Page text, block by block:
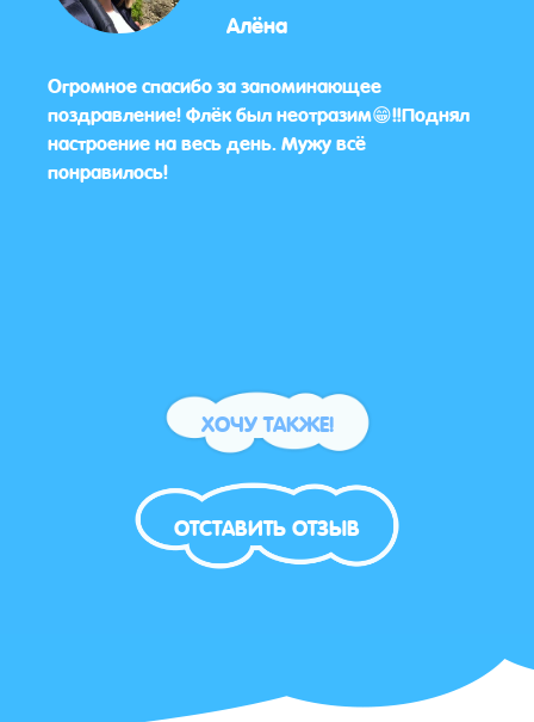
Алёна
Огромное спасибо за запоминающее
поздравление! Флёк был неотразим😁‼️Поднял
настроение на весь день. Мужу всё
понравилось!
ХОЧУ ТАКЖЕ!
ОТСТАВИТЬ ОТЗЫВ